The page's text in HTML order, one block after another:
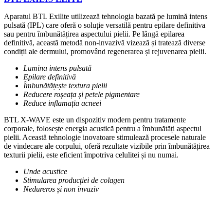
Aparatul BTL Exilite utilizează tehnologia bazată pe lumină intens
pulsată (IPL) care oferă o soluție versatilă pentru epilare definitiva
sau pentru îmbunătățirea aspectului pielii. Pe lângă epilarea
definitivă, această metodă non-invazivă vizează și tratează diverse
condiții ale dermului, promovând regenerarea și rejuvenarea pielii.
Lumina intens pulsată
Epilare definitivă
Îmbunătățește textura pielii
Reducere roșeața și petele pigmentare
Reduce inflamația acneei
BTL X-WAVE este un dispozitiv modern pentru tratamente
corporale, folosește energia acustică pentru a îmbunătăți aspectul
pielii. Această tehnologie inovatoare stimulează procesele naturale
de vindecare ale corpului, oferă rezultate vizibile prin îmbunătățirea
texturii pielii, este eficient împotriva celulitei și nu numai.
Unde acustice
Stimularea producției de colagen
Nedureros și non invaziv